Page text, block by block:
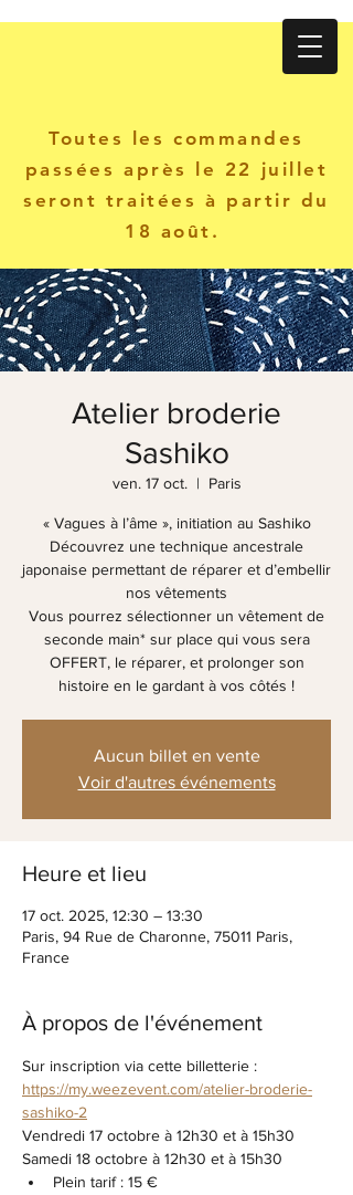
Toutes les commandes
passées après le 22 juillet
seront traitées à partir du
18 août.
Atelier broderie
Sashiko
ven. 17 oct.
  |
Paris
« Vagues à l’âme », initiation au Sashiko
Découvrez une technique ancestrale
japonaise permettant de réparer et d’embellir
nos vêtements
Vous pourrez sélectionner un vêtement de
seconde main* sur place qui vous sera
OFFERT, le réparer, et prolonger son
histoire en le gardant à vos côtés !
Aucun billet en vente
Voir d'autres événements
Heure et lieu
17 oct. 2025, 12:30 – 13:30
Paris, 94 Rue de Charonne, 75011 Paris,
France
À propos de l'événement
Sur inscription via cette billetterie :
https://my.weezevent.com/atelier-broderie-
sashiko-2
Vendredi 17 octobre à 12h30 et à 15h30
Samedi 18 octobre à 12h30 et à 15h30
Plein tarif : 15 €